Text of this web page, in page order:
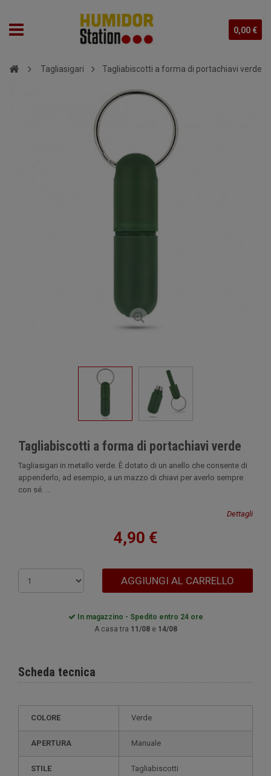
0,00 €
Tagliasigari Tagliabiscotti a forma di portachiavi verde
Tagliabiscotti a forma di portachiavi verde
Tagliasigari in metallo verde. È dotato di un anello che consente di
appenderlo, ad esempio, a un mazzo di chiavi per averlo sempre
con sé. ...
Dettagli
4,90 €
AGGIUNGI AL CARRELLO
In magazzino - Spedito entro 24 ore
A casa tra 11/08e 14/08
Scheda tecnica
COLORE Verde
APERTURA Manuale
STILE tagliabiscotti